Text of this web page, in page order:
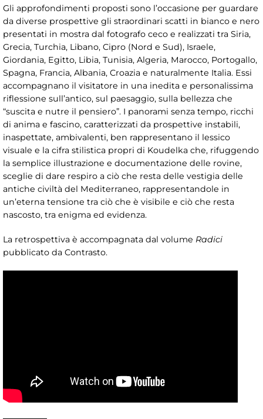
Gli approfondimenti proposti sono l’occasione per guardare
da diverse prospettive gli straordinari scatti in bianco e nero
presentati in mostra dal fotografo ceco e realizzati tra Siria,
Grecia, Turchia, Libano, Cipro (Nord e Sud), Israele,
Giordania, Egitto, Libia, Tunisia, Algeria, Marocco, Portogallo,
Spagna, Francia, Albania, Croazia e naturalmente Italia. Essi
accompagnano il visitatore in una inedita e personalissima
riflessione sull’antico, sul paesaggio, sulla bellezza che
“suscita e nutre il pensiero”. I panorami senza tempo, ricchi
di anima e fascino, caratterizzati da prospettive instabili,
inaspettate, ambivalenti, ben rappresentano il lessico
visuale e la cifra stilistica propri di Koudelka che, rifuggendo
la semplice illustrazione e documentazione delle rovine,
sceglie di dare respiro a ciò che resta delle vestigia delle
antiche civiltà del Mediterraneo, rappresentandole in
un’eterna tensione tra ciò che è visibile e ciò che resta
nascosto, tra enigma ed evidenza.
La retrospettiva è accompagnata dal volume Radici
pubblicato da Contrasto.